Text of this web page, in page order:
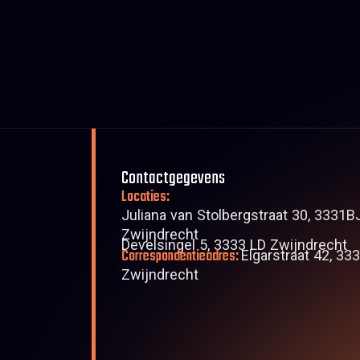
Contactgegevens
Locaties:
Juliana van Stolbergstraat 30,
Zwijndrecht
Develsingel 5, 3333 LD Zwijndrecht
Correspondentieadres:Elgarstraat 42,
Zwijndrecht